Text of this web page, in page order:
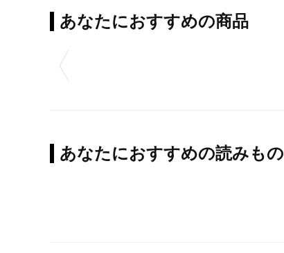
あなたにおすすめの商品
あなたにおすすめの読みもの